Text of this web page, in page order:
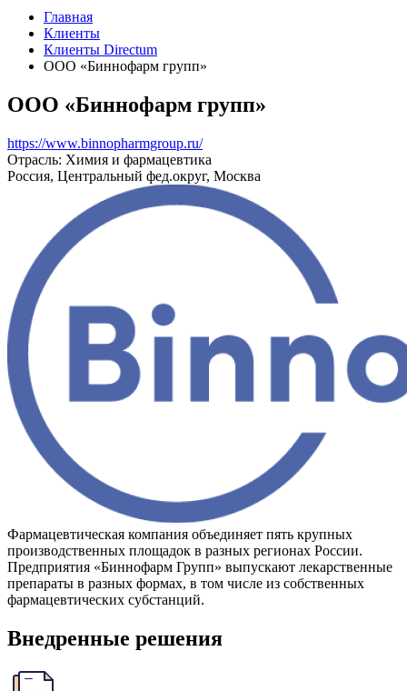
Главная
Клиенты
Клиенты Directum
ООО «Биннофарм групп»
ООО «Биннофарм групп»
https://www.binnopharmgroup.ru/
Отрасль: Химия и фармацевтика
Россия, Центральный фед.округ, Москва
Фармацевтическая компания объединяет пять крупных
производственных площадок в разных регионах России.
Предприятия «Биннофарм Групп» выпускают лекарственные
препараты в разных формах, в том числе из собственных
фармацевтических субстанций.
Внедренные решения